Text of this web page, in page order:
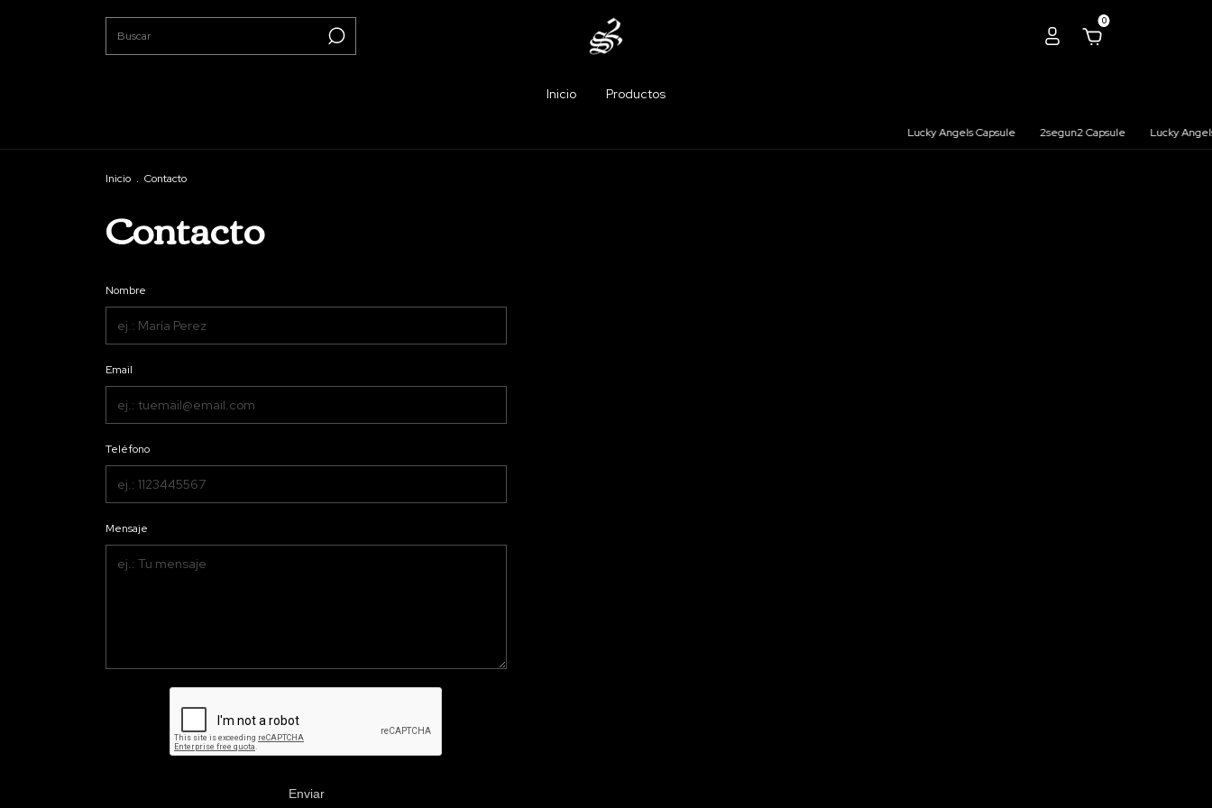
0
Inicio Productos
Lucky Angels Capsule 2segun2 Capsule Lucky Angels
Inicio . Contacto
Contacto
Nombre
Email
Teléfono
Mensaje
Enviar